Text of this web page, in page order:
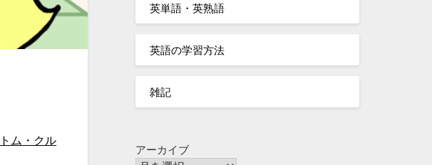
トム・クル
英単語・英熟語
英語の学習方法
雑記
アーカイブ